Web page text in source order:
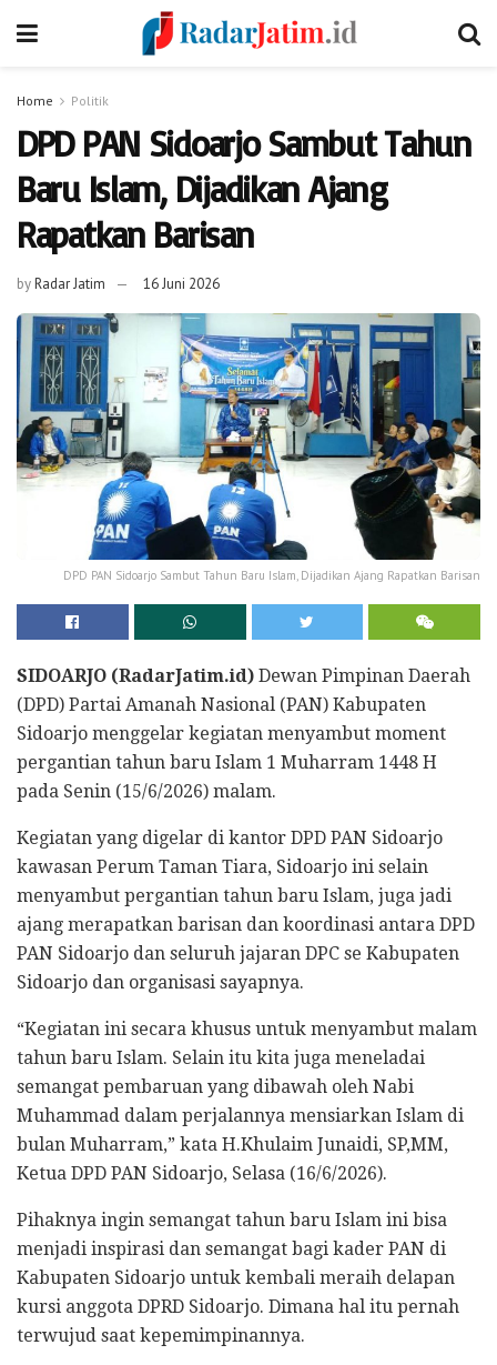
Home Politik
DPD PAN Sidoarjo Sambut Tahun
Baru Islam, Dijadikan Ajang
Rapatkan Barisan
byRadar Jatim 16 Juni 2026
DPD PAN Sidoarjo Sambut Tahun Baru Islam, Dijadikan Ajang Rapatkan Barisan
SIDOARJO (RadarJatim.id) Dewan Pimpinan Daerah
(DPD) Partai Amanah Nasional (PAN) Kabupaten
Sidoarjo menggelar kegiatan menyambut moment
pergantian tahun baru Islam 1 Muharram 1448 H
pada Senin (15/6/2026) malam.
Kegiatan yang digelar di kantor DPD PAN Sidoarjo
kawasan Perum Taman Tiara, Sidoarjo ini selain
menyambut pergantian tahun baru Islam, juga jadi
ajang merapatkan barisan dan koordinasi antara DPD
PAN Sidoarjo dan seluruh jajaran DPC se Kabupaten
Sidoarjo dan organisasi sayapnya.
“Kegiatan ini secara khusus untuk menyambut malam
tahun baru Islam. Selain itu kita juga meneladai
semangat pembaruan yang dibawah oleh Nabi
Muhammad dalam perjalannya mensiarkan Islam di
bulan Muharram,” kata H.Khulaim Junaidi, SP,MM,
Ketua DPD PAN Sidoarjo, Selasa (16/6/2026).
Pihaknya ingin semangat tahun baru Islam ini bisa
menjadi inspirasi dan semangat bagi kader PAN di
Kabupaten Sidoarjo untuk kembali meraih delapan
kursi anggota DPRD Sidoarjo. Dimana hal itu pernah
terwujud saat kepemimpinannya.